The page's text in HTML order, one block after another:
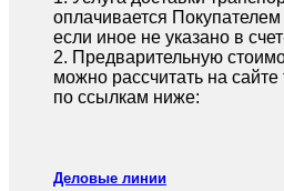
оплачивается
если иное не указано в
2.⁠ ⁠Предварительную
можно рассчитать на
по ссылкам ниже:
Деловые линии